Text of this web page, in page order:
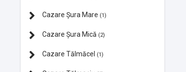
Cazare Şura Mare (1)
Cazare Şura Mică (2)
Cazare Tălmăcel (1)